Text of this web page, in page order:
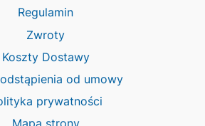
Regulamin
Zwroty
Koszty Dostawy
od umowy
prywatności